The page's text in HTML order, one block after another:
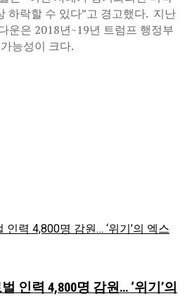
하락할 수 있다”고 경고했다. 지난
운은 2018년~19년 트럼프 행정부
능성이 크다.
인력 4,800명 감원… ‘위기’의